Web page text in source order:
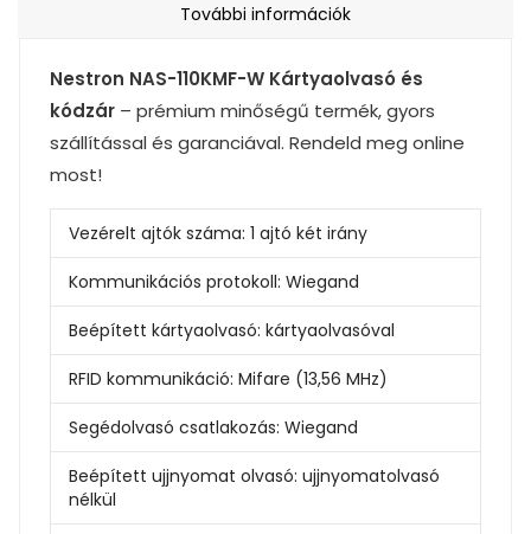
További információk
Nestron NAS-110KMF-W Kártyaolvasó és
kódzár – prémium minőségű termék, gyors
szállítással és garanciával. Rendeld meg online
most!
Vezérelt ajtók száma: 1 ajtó két irány
Kommunikációs protokoll: Wiegand
Beépített kártyaolvasó: kártyaolvasóval
RFID kommunikáció: Mifare (13,56 MHz)
Segédolvasó csatlakozás: Wiegand
Beépített ujjnyomat olvasó: ujjnyomatolvasó
nélkül